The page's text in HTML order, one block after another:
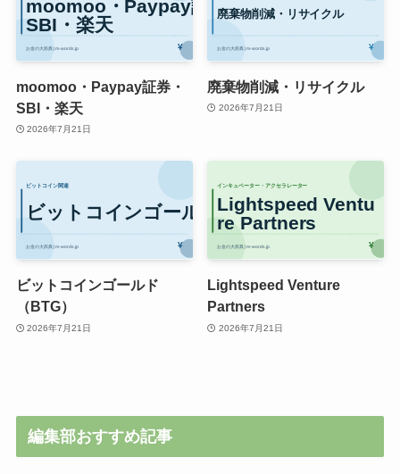
moomoo・Paypay証券・
SBI・楽天
2026年7月21日
廃棄物削減・リサイクル
2026年7月21日
ビットコインゴールド
（BTG）
2026年7月21日
Lightspeed Venture
Partners
2026年7月21日
編集部おすすめ記事